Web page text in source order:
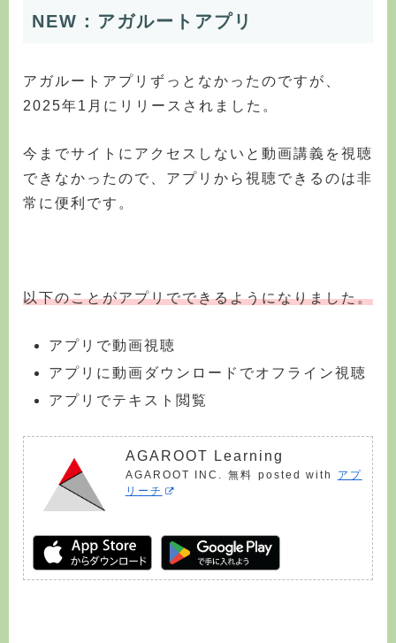
NEW：アガルートアプリ
アガルートアプリずっとなかったのですが、
2025年1月にリリースされました。
今までサイトにアクセスしないと動画講義を視聴
できなかったので、アプリから視聴できるのは非
常に便利です。
以下のことがアプリでできるようになりました。
アプリで動画視聴
アプリに動画ダウンロードでオフライン視聴
アプリでテキスト閲覧
AGAROOT Learning
AGAROOT INC. 無料 posted with
アプ
リーチ